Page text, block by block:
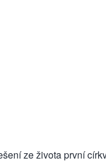
ze života první